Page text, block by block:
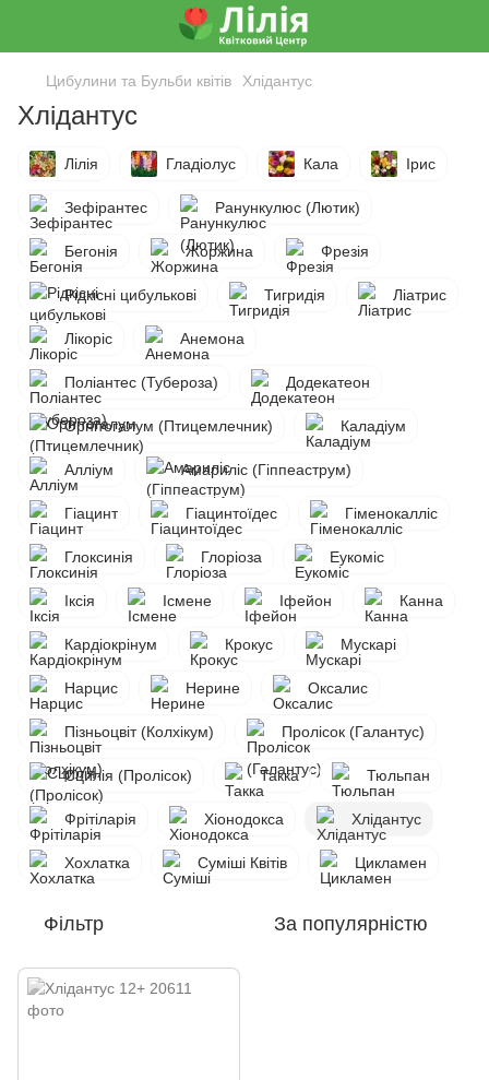
Цибулини та Бульби квітів Хлідантус
Хлідантус
Лілія Гладіолус Кала Ірис
Зефірантес Ранункулюс (Лютик)
Бегонія Жоржина Фрезія
Рідкісні цибулькові Тигридія Ліатрис
Лікоріс Анемона
Поліантес (Тубероза) Додекатеон
Орнітогалум (Птицемлечник) Каладіум
Алліум Амариліс (Гіппеаструм)
Гіацинт Гіацинтоїдес Гіменокалліс
Глоксинія Глоріоза Еукоміс
Іксія Ісмене Іфейон Канна
Кардіокрінум Крокус Мускарі
Нарцис Нерине Оксалис
Пізньоцвіт (Колхікум) Пролісок (Галантус)
Сцилія (Пролісок) Такка Тюльпан
Фрітіларія Хіонодокса Хлідантус
Хохлатка Суміші Квітів Цикламен
Фільтр За популярністю